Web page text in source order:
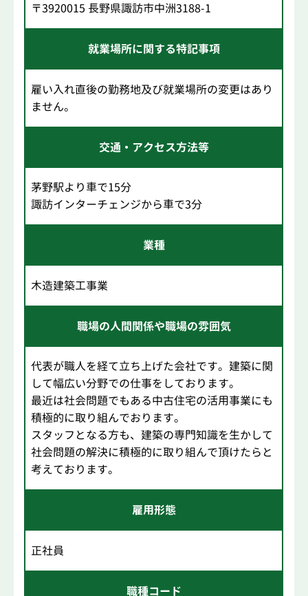
〒3920015 長野県諏訪市中洲3188-1
就業場所に関する特記事項
雇い入れ直後の勤務地及び就業場所の変更はあり
ません。
交通・アクセス方法等
茅野駅より車で15分
諏訪インターチェンジから車で3分
業種
木造建築工事業
職場の人間関係や職場の雰囲気
代表が職人を経て立ち上げた会社です。建築に関
して幅広い分野での仕事をしております。
最近は社会問題でもある中古住宅の活用事業にも
積極的に取り組んでおります。
スタッフとなる方も、建築の専門知識を生かして
社会問題の解決に積極的に取り組んで頂けたらと
考えております。
雇用形態
正社員
職種コード